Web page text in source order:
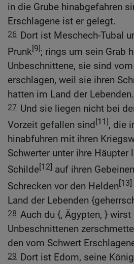
in die Grube hinabgefahren
Erschlagene ist er gelegt.
26 Dort ist Meschech-Tubal
Prunk[9]; rings um sein Grab
Unbeschnittene, sie sind
erschlagen, weil sie ihren
hatten im Land der Lebenden.
27 Und sie liegen nicht bei
Vorzeit gefallen sind[11], die
hinabfuhren mit ihren
Schwerter unter ihre Häupter
Schilde[12] auf ihren
Schrecken vor den Helden[13]
Land der Lebenden
28 Auch du {, Ägypten, }
Unbeschnittenen
den vom Schwert
29 Dort ist Edom, seine